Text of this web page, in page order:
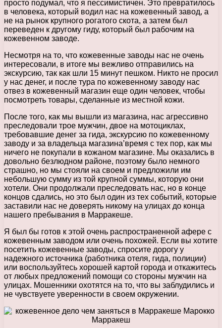
просто подумал, что я пессимистичен. Это превратилось
в человека, который водил нас на кожевенный завод, а
не на рынок крупного рогатого скота, а затем был
переведен к другому гиду, который был рабочим на
кожевенном заводе.
Несмотря на то, что кожевенные заводы нас не очень
интересовали, в итоге мы вежливо отправились на
экскурсию, так как шли 15 минут пешком. Никто не просил
у нас денег, и после тура по кожевенному заводу нас
отвез в кожевенный магазин еще один человек, чтобы
посмотреть товары, сделанные из местной кожи.
После того, как мы вышли из магазина, нас агрессивно
преследовали трое мужчин, двое на мотоциклах,
требовавшие денег за гида, экскурсию по кожевенному
заводу и за владельца магазина’время с тех пор, как мы
ничего не покупали в кожаном магазине. Мы оказались в
довольно безлюдном районе, поэтому было немного
страшно, но мы стояли на своем и предложили им
небольшую сумму из той крупной суммы, которую они
хотели. Они продолжали преследовать нас, но в конце
концов сдались, но это был один из тех событий, которые
заставили нас не доверять никому на улицах до конца
нашего пребывания в Марракеше.
Я был бы готов к этой очень распространенной афере с
кожевенным заводом или очень похожей. Если вы хотите
посетить кожевенные заводы, спросите дорогу у
надежного источника (работника отеля, гида, полиции)
или воспользуйтесь хорошей картой города и откажитесь
от любых предложений помощи со стороны мужчин на
улицах. Мошенники охотятся на то, что вы заблудились и
не чувствуете уверенности в своем окружении.